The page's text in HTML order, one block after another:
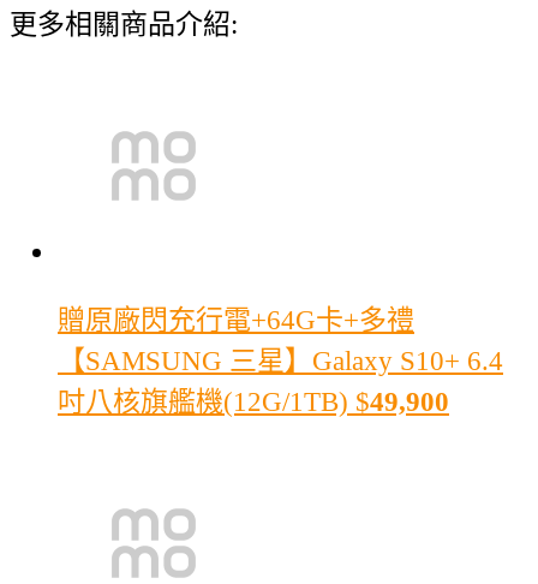
更多相關商品介紹:
贈原廠閃充行電+64G卡+多禮
【SAMSUNG 三星】Galaxy S10+ 6.4
吋八核旗艦機(12G/1TB) $49,900